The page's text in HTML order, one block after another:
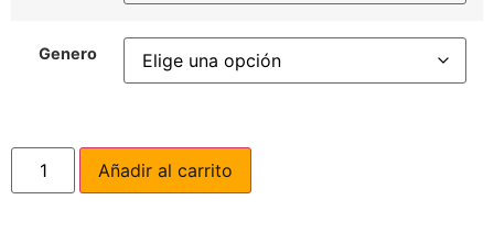
Genero
Añadir al carrito